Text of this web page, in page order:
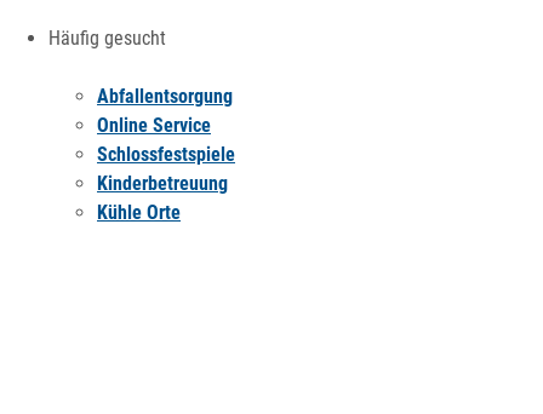
Häufig gesucht
Abfallentsorgung
Online Service
Schlossfestspiele
Kinderbetreuung
Kühle Orte